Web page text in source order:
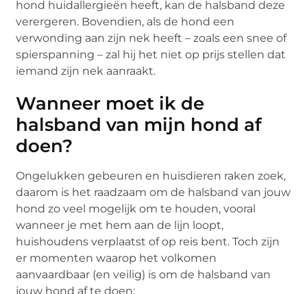
hond huidallergieën heeft, kan de halsband deze
verergeren. Bovendien, als de hond een
verwonding aan zijn nek heeft – zoals een snee of
spierspanning – zal hij het niet op prijs stellen dat
iemand zijn nek aanraakt.
Wanneer moet ik de
halsband van mijn hond af
doen?
Ongelukken gebeuren en huisdieren raken zoek,
daarom is het raadzaam om de halsband van jouw
hond zo veel mogelijk om te houden, vooral
wanneer je met hem aan de lijn loopt,
huishoudens verplaatst of op reis bent. Toch zijn
er momenten waarop het volkomen
aanvaardbaar (en veilig) is om de halsband van
jouw hond af te doen: